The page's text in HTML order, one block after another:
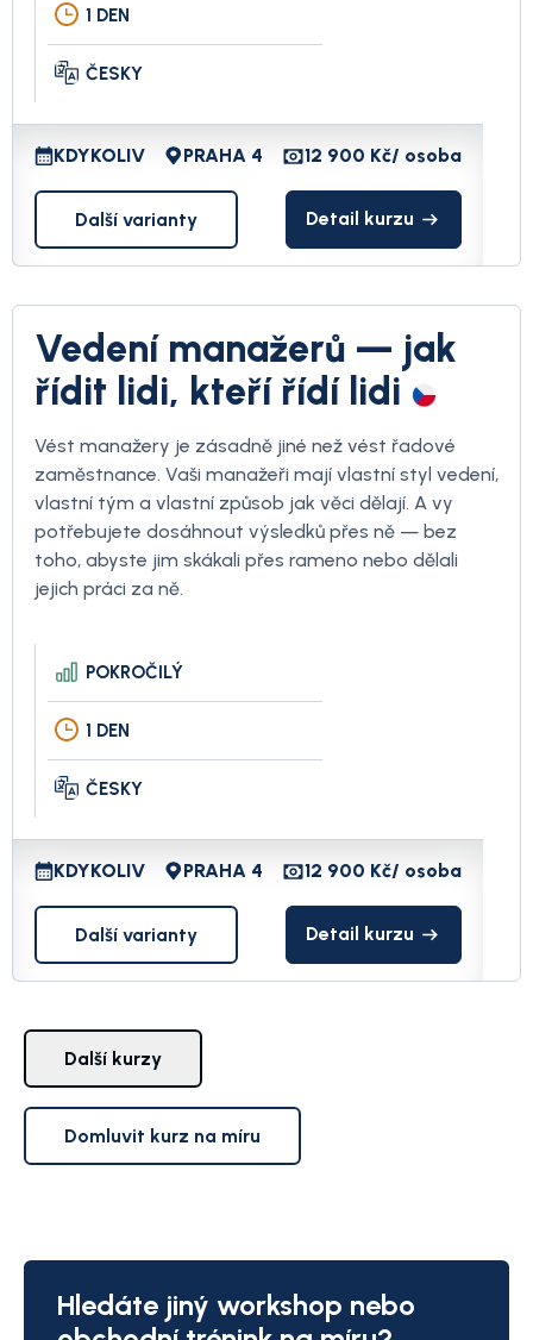
1 DEN
ČESKY
KDYKOLIV PRAHA 4 12 900 Kč/ osoba
Další varianty Detail kurzu
Vedení manažerů — jak
řídit lidi, kteří řídí lidi
Vést manažery je zásadně jiné než vést řadové
zaměstnance. Vaši manažeři mají vlastní styl vedení,
vlastní tým a vlastní způsob jak věci dělají. A vy
potřebujete dosáhnout výsledků přes ně — bez
toho, abyste jim skákali přes rameno nebo dělali
jejich práci za ně.
POKROČILÝ
1 DEN
ČESKY
KDYKOLIV PRAHA 4 12 900 Kč/ osoba
Další varianty Detail kurzu
Další kurzy
Domluvit kurz na míru
Hledáte jiný workshop nebo